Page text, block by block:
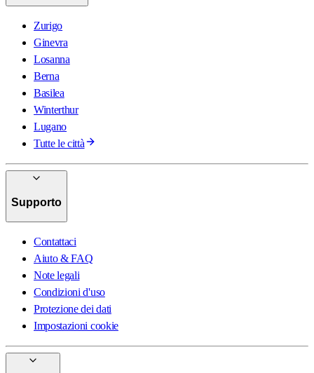
Zurigo
Ginevra
Losanna
Berna
Basilea
Winterthur
Lugano
Tutte le città
Supporto
Contattaci
Aiuto & FAQ
Note legali
Condizioni d'uso
Protezione dei dati
Impostazioni cookie